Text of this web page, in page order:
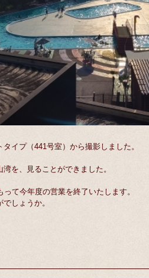
イプ（441号室）から撮影しました。
を、見ることができました。
て今年度の営業を終了いたします。
しょうか。